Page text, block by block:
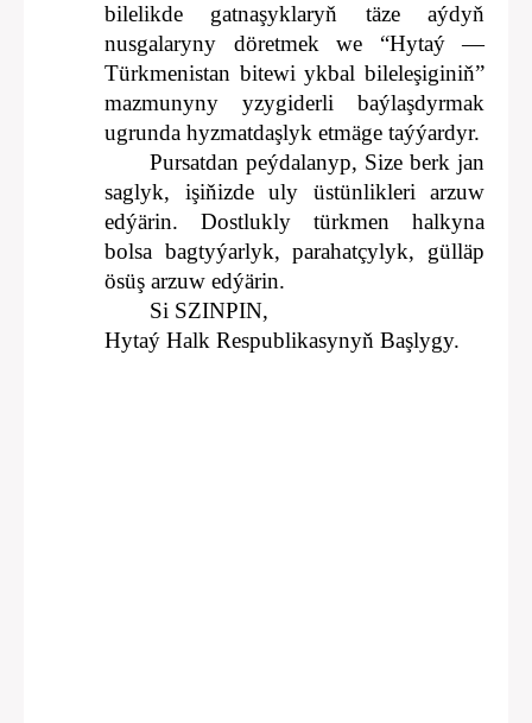
bilelikde gatnaşyklaryň täze aýdyň
nusgalaryny döretmek we “Hytaý —
Türkmenistan bitewi ykbal bileleşiginiň”
mazmunyny yzygiderli baýlaşdyrmak
ugrunda hyzmatdaşlyk etmäge taýýardyr.
Pursatdan peýdalanyp, Size berk jan
saglyk, işiňizde uly üstünlikleri arzuw
edýärin. Dostlukly türkmen halkyna
bolsa bagtyýarlyk, parahatçylyk, gülläp
ösüş arzuw edýärin.
Si SZINPIN,
Hytaý Halk Respublikasynyň Başlygy.